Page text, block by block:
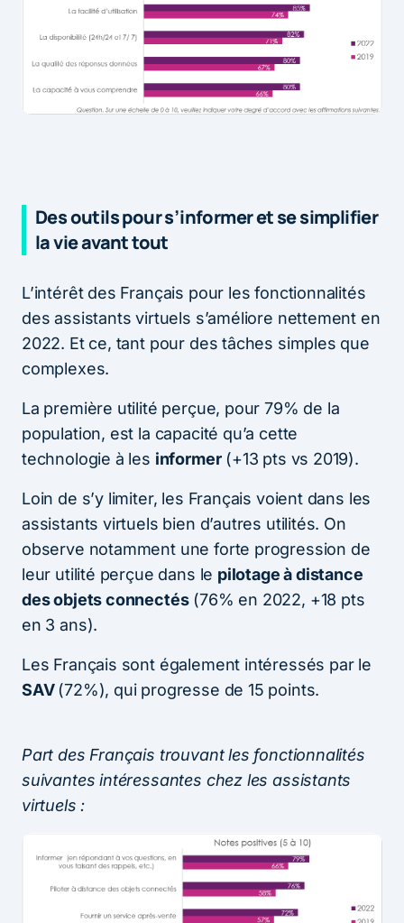
Des outils pour s’informer et se simplifier
la vie avant tout
L’intérêt des Français pour les fonctionnalités
des assistants virtuels s’améliore nettement en
2022. Et ce, tant pour des tâches simples que
complexes.
La première utilité perçue, pour 79% de la
population, est la capacité qu’a cette
technologie à les informer(+13 pts vs 2019).
Loin de s’y limiter, les Français voient dans les
assistants virtuels bien d’autres utilités. On
observe notamment une forte progression de
leur utilité perçue dans le pilotage à distance
des objets connectés(76% en 2022, +18 pts
en 3 ans).
Les Français sont également intéressés par le
SAV (72%), qui progresse de 15 points.
Part des Français trouvant les fonctionnalités
suivantes intéressantes chez les assistants
virtuels :